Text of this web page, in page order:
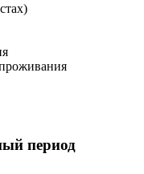
период